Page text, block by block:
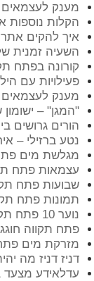
מענק לעצמאים
הקלות נוספות
איך להקים
השעיה זמנית
קורונה בפתח
פעילויות עם
מענק לעצמאים
"המגן" –
הורים גרושים
נטע ברזילי –
מגלשת מים
עצמאות פתח
שבועות פתח
תמונות פתח
נוער 10 פתח תקווה
פתח תקווה חוגגת 137
מזרקת מים
דניז דניז מה
עדלאידע מצעד